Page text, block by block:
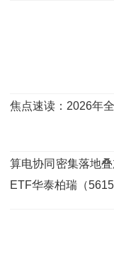
焦点速读：2026年
算电协同密集落地
ETF华泰柏瑞（